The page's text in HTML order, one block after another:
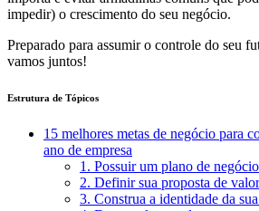
impedir) o crescimento do seu negócio.
Preparado para assumir o controle do seu
vamos juntos!
Estrutura de Tópicos
15 melhores metas de negócio para
ano de empresa
1. Possuir um plano de
2. Definir sua proposta de valor
3. Construa a identidade da